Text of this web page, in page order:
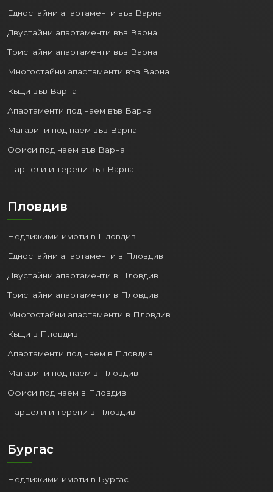
Едностайни апартаменти във Варна
Двустайни апартаменти във Варна
Тристайни апартаменти във Варна
Многостайни апартаменти във Варна
Къщи във Варна
Апартаменти под наем във Варна
Магазини под наем във Варна
Офиси под наем във Варна
Парцели и терени във Варна
Пловдив
Недвижими имоти в Пловдив
Едностайни апартаменти в Пловдив
Двустайни апартаменти в Пловдив
Тристайни апартаменти в Пловдив
Многостайни апартаменти в Пловдив
Къщи в Пловдив
Апартаменти под наем в Пловдив
Магазини под наем в Пловдив
Офиси под наем в Пловдив
Парцели и терени в Пловдив
Бургас
Недвижими имоти в Бургас